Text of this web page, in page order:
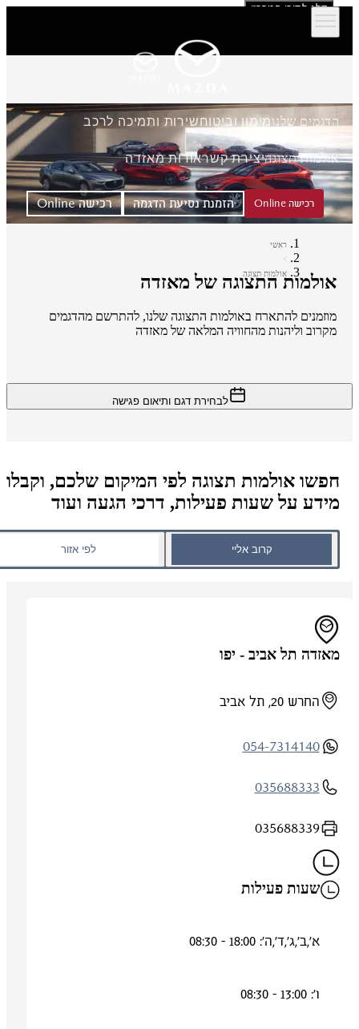
דלג לתוכן המרכזי
הדגמים שלנומימון וביטוחשירות ותמיכה לרכב
אולמות תצוגהיצירת קשראודות מאזדה
רכישה Online הזמנת נסיעת הדגמה רכישה Online
ראשי
אולמות תצוגה
אולמות התצוגה של מאזדה
מוזמנים להתארח באולמות התצוגה שלנו, להתרשם מהדגמים
מקרוב וליהנות מהחוויה המלאה של מאזדה
לבחירת דגם ותיאום פגישה
חפשו אולמות תצוגה לפי המיקום שלכם, וקבלו
מידע על שעות פעילות, דרכי הגעה ועוד
קרוב אליי לפי אזור
מאזדה תל אביב - יפו
החרש 20, תל אביב
054-7314140
035688333
035688339
שעות פעילות
א',ב',ג',ד',ה': 18:00 - 08:30